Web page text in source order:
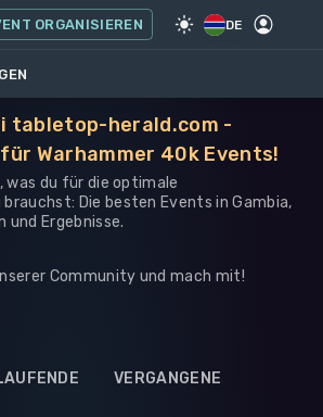
·WARHAMMER 40K
EVENTS MEHR
ORGANISIEREN DE
tabletop-herald.com -
Warhammer 40k Events!
was du für die optimale
Die besten Events in Gambia,
Ergebnisse.
Community und mach mit!
VERGANGENE